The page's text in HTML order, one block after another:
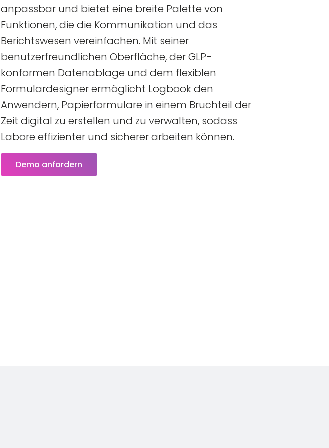
anpassbar und bietet eine breite Palette von
Funktionen, die die Kommunikation und das
Berichtswesen vereinfachen. Mit seiner
benutzerfreundlichen Oberfläche, der GLP-
konformen Datenablage und dem flexiblen
Formulardesigner ermöglicht Logbook den
Anwendern, Papierformulare in einem Bruchteil der
Zeit digital zu erstellen und zu verwalten, sodass
Labore effizienter und sicherer arbeiten können.
Demo anfordern